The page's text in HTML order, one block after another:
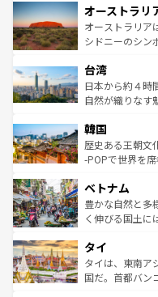
部のニューオー
文化が魅力。旅
しみながら、そ
ならではの贅沢な旅のスタ
情報はコンテン
ワイ島は見逃せ
島だが、静かな
おすすめ。エメ
れるおもてなし
人々、おいしい
ク、伝統的なフ
ワイを、存分に味わってほし
はコンテンツ一
オーストラリ
オーストラリア
シドニーのシン
リアリーフや大
ク）、タスマニ
ど、見どころが
いる。アクティ
ビング、ハイキ
い。オーストラ
参照してほしい。
台湾
日本から約４時
自然が織りなす
ン）、静ひつな
と山間の静けさ
驚きをもたらし
容にもいいと評
が
照してほしい。
韓国
歴史ある王朝文
-POPで世界を
き、地方に足を
できる。そして
まで、さまざま
リティに包まれ
覧を参照してほ
ベトナム
豊かな自然と多
く伸びる国土に
急速な発展と共
ーチミン市のフ
醸し出している
タイ
タイは、東南ア
国だ。首都バン